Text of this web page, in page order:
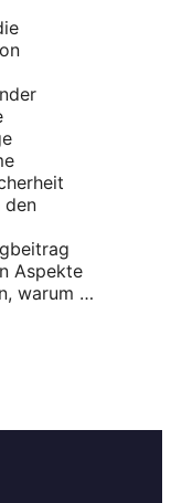
den
Aspekte
warum …